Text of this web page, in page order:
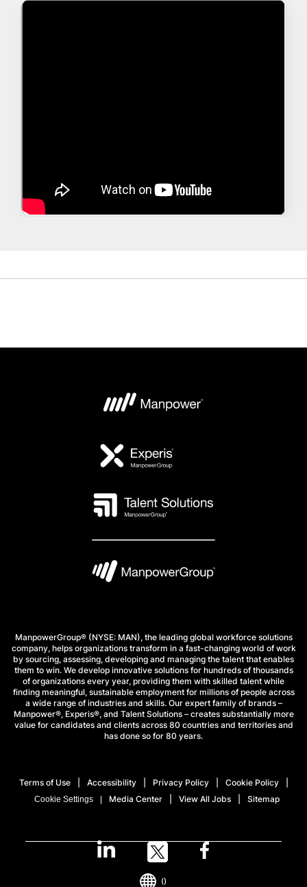
ManpowerGroup® (NYSE: MAN), the leading global workforce solutions
company, helps organizations transform in a fast-changing world of work
by sourcing, assessing, developing and managing the talent that enables
them to win. We develop innovative solutions for hundreds of thousands
of organizations every year, providing them with skilled talent while
finding meaningful, sustainable employment for millions of people across
a wide range of industries and skills. Our expert family of brands –
Manpower®, Experis®, and Talent Solutions – creates substantially more
value for candidates and clients across 80 countries and territories and
has done so for 80 years.
Terms of Use Accessibility Privacy Policy Cookie Policy
Cookie Settings Media Center View All Jobs Sitemap
()